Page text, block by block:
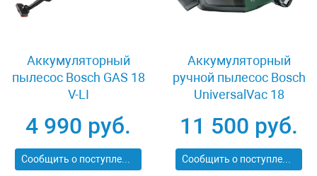
Аккумуляторный
пылесос Bosch GAS 18
V-LI
4 990 руб.
Сообщить о поступлении
Аккумуляторный
ручной пылесос Bosch
UniversalVac 18
11 500 руб.
Сообщить о поступлении